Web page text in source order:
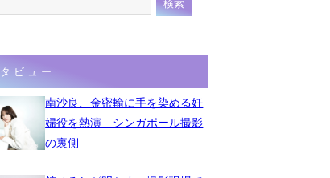
ビュー
南沙良、金密輸に手を染める妊
婦役を熱演 シンガポール撮影
の裏側